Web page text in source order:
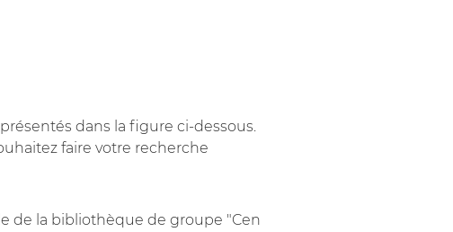
dans la figure ci-dessous.
faire votre recherche
de la bibliothèque de groupe "Cen